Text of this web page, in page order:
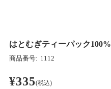
はとむぎティーパック100%
商品番号: 1112
¥335(税込)